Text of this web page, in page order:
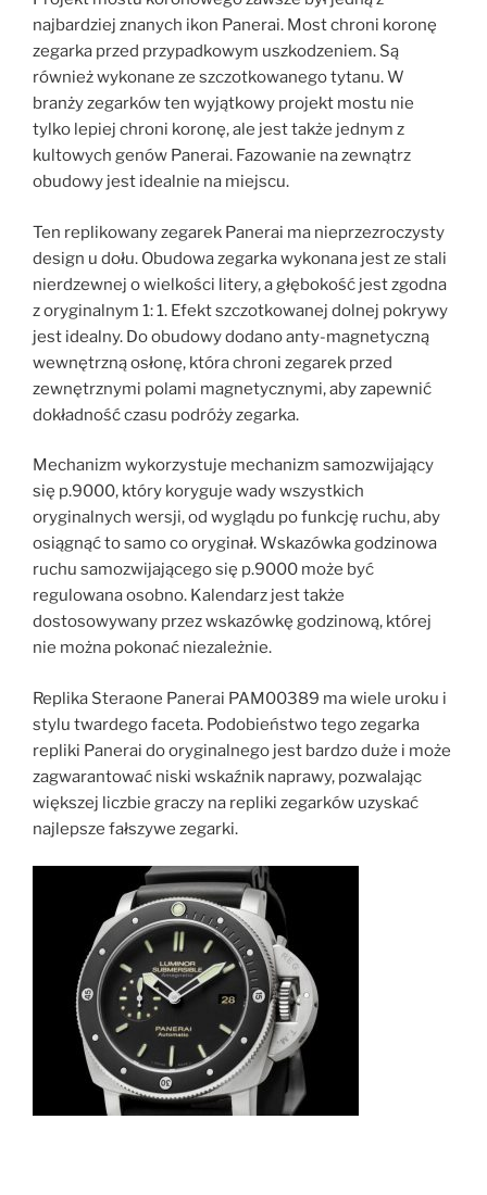
najbardziej znanych ikon Panerai. Most chroni koronę
zegarka przed przypadkowym uszkodzeniem. Są
również wykonane ze szczotkowanego tytanu. W
branży zegarków ten wyjątkowy projekt mostu nie
tylko lepiej chroni koronę, ale jest także jednym z
kultowych genów Panerai. Fazowanie na zewnątrz
obudowy jest idealnie na miejscu.
Ten replikowany zegarek Panerai ma nieprzezroczysty
design u dołu. Obudowa zegarka wykonana jest ze stali
nierdzewnej o wielkości litery, a głębokość jest zgodna
z oryginalnym 1: 1. Efekt szczotkowanej dolnej pokrywy
jest idealny. Do obudowy dodano anty-magnetyczną
wewnętrzną osłonę, która chroni zegarek przed
zewnętrznymi polami magnetycznymi, aby zapewnić
dokładność czasu podróży zegarka.
Mechanizm wykorzystuje mechanizm samozwijający
się p.9000, który koryguje wady wszystkich
oryginalnych wersji, od wyglądu po funkcję ruchu, aby
osiągnąć to samo co oryginał. Wskazówka godzinowa
ruchu samozwijającego się p.9000 może być
regulowana osobno. Kalendarz jest także
dostosowywany przez wskazówkę godzinową, której
nie można pokonać niezależnie.
Replika Steraone Panerai PAM00389 ma wiele uroku i
stylu twardego faceta. Podobieństwo tego zegarka
repliki Panerai do oryginalnego jest bardzo duże i może
zagwarantować niski wskaźnik naprawy, pozwalając
większej liczbie graczy na repliki zegarków uzyskać
najlepsze fałszywe zegarki.